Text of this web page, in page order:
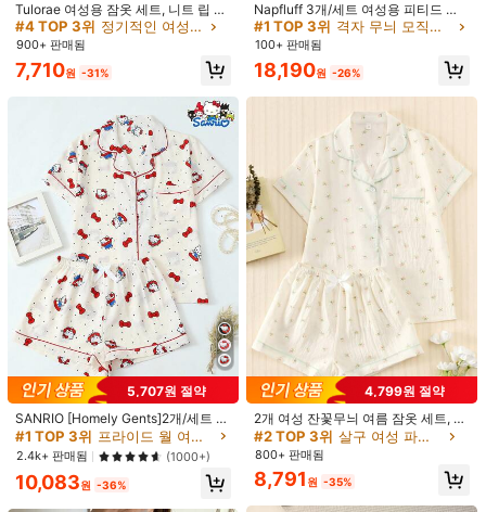
1/5
9,390 18,390원
사이즈: US 표준
4 (S) 6 (M) 8/10(L) 12 (XL)
사이즈 안내
배송지 South Korea
무료 배송
예상 배송:2-5 영업일
무료 반품
안전한 결제 · 개인정보 보호
SHEIN에서 판매됨
Tulorae 여성용 잠옷 세트, 니트 립 원
단, 레이스 트림 하트 프린트 패치워
크, 로맨틱 달콤 귀여운 섹시 캐미솔
및 반바지
#4 TOP 3위 정기적인 여성 잠옷
900+ 판매됨
7,710원 -31%
5,707원 절약
SANRIO [Homely Gents]2개/세트 여
성 프린트 라펠 반팔 버튼 포켓 상의
및 보우 반바지 잠옷 세트, 캐주얼 홈
웨어, 봄/여름에 적합
#1 TOP 3위 프라이드 월 여성 파자마 세트
높은 재방문 고객
#1 TOP 3위 프라이드 월 여성 파자마 세트
높은 재방문 고객
#1 TOP 3위 프라이드 월 여성 파자마 세트
높은 재방문 고객
#1 TOP 3위 프라이드 월 여성 파자마 세트
높은 재방문 고객
2.4k+ 판매됨 (1000+)
10,083원 -36%
Napfluff 3개/세트 여성용 피티드 캐
미솔 반바지 잠옷, 블루 체크, 물방울
무늬, 스트라이프 프린트, 친구/자매
를 위한 매칭 잠옷
#1 TOP 3위 격자 무늬 모직물 여성 잠옷
100+ 판매됨
18,190원 -26%
4,799원 절약
2개 여성 잔꽃무늬 여름 잠옷 세트, 반
팔 버튼업 셔츠 및 반바지, 캐주얼 라
운지웨어
#2 TOP 3위 살구 여성 파자마 세트
800+ 판매됨
8,791 원 -35%